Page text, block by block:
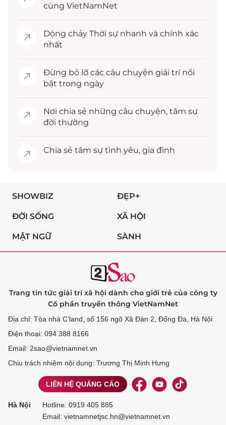
cùng VietNamNet
Dòng chảy Thời sự nhanh và chính xác
nhất
Đừng bỏ lỡ các câu chuyện giải trínổi
bật trong ngày
Nơi chia sẻ những câu chuyện, tâm sự
đời thường
Chia sẻ tâm sự tình yêu, gia đình
SHOWBIZ ĐẸP+
ĐỜI SỐNG XÃ HỘI
MẬT NGỮ SÀNH
Trang tin tức giải trí xã hội dành cho giới trẻ của công ty
Cổ phần truyền thông VietNamNet
Địa chỉ: Tòa nhà C’land, số 156 ngõ Xã Đàn 2, Đống Đa, Hà Nội
Điện thoại: 094 388 8166
Email: 2sao@vietnamnet.vn
Chịu trách nhiệm nội dung: Trương Thị Minh Hưng
LIÊN HỆ QUẢNG CÁO
Hà Nội Hotline: 0919 405 885
Email: vietnamnetjsc.hn@vietnamnet.vn